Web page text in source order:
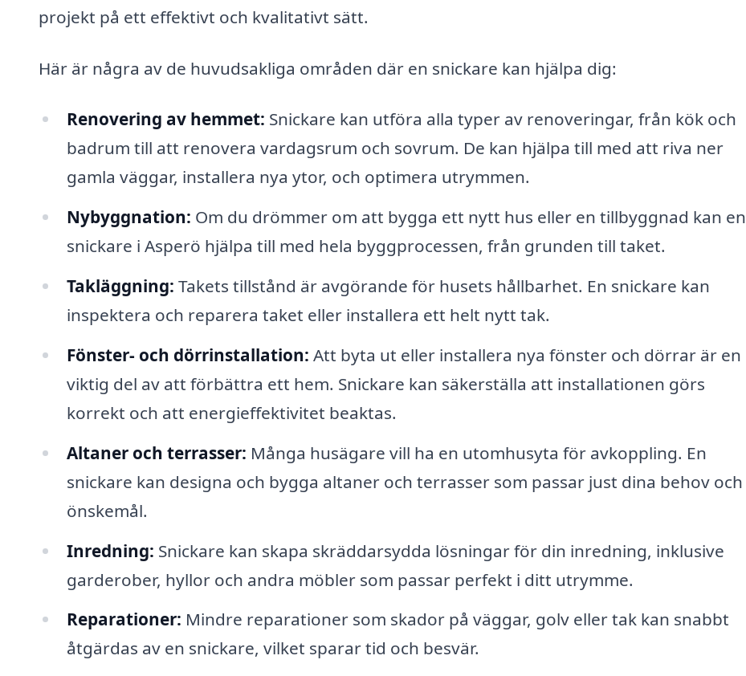
projekt på ett effektivt och kvalitativt sätt.
Här är några av de huvudsakliga områden där en snickare kan hjälpa dig:
Renovering av hemmet: Snickare kan utföra alla typer av renoveringar, från kök och
badrum till att renovera vardagsrum och sovrum. De kan hjälpa till med att riva ner
gamla väggar, installera nya ytor, och optimera utrymmen.
Nybyggnation: Om du drömmer om att bygga ett nytt hus eller en tillbyggnad kan en
snickare i Asperö hjälpa till med hela byggprocessen, från grunden till taket.
Takläggning: Takets tillstånd är avgörande för husets hållbarhet. En snickare kan
inspektera och reparera taket eller installera ett helt nytt tak.
Fönster- och dörrinstallation: Att byta ut eller installera nya fönster och dörrar är en
viktig del av att förbättra ett hem. Snickare kan säkerställa att installationen görs
korrekt och att energieffektivitet beaktas.
Altaner och terrasser: Många husägare vill ha en utomhusyta för avkoppling. En
snickare kan designa och bygga altaner och terrasser som passar just dina behov och
önskemål.
Inredning: Snickare kan skapa skräddarsydda lösningar för din inredning, inklusive
garderober, hyllor och andra möbler som passar perfekt i ditt utrymme.
Reparationer: Mindre reparationer som skador på väggar, golv eller tak kan snabbt
åtgärdas av en snickare, vilket sparar tid och besvär.